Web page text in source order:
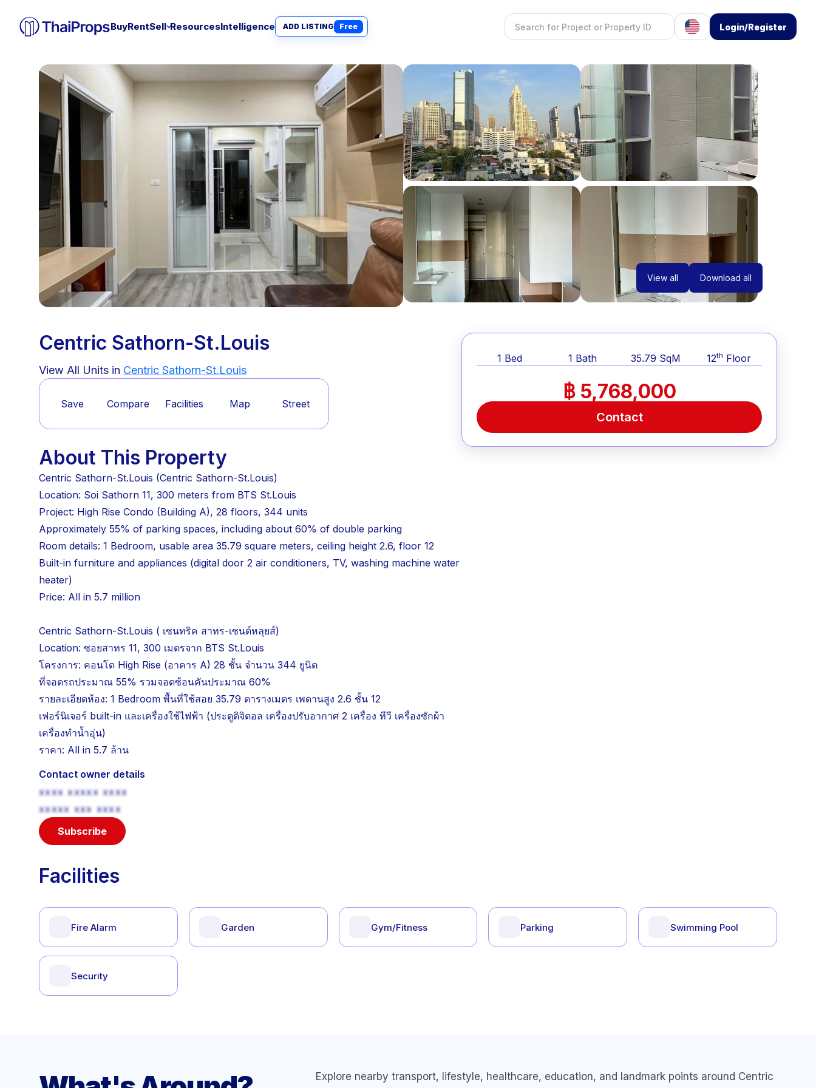
BuyRentSell ResourcesIntelligence ADD LISTING Free Login/Register
View all Download all
Centric Sathorn-St.Louis
View All Units in Centric Sathorn-St.Louis
Save Compare Facilities Map Street
About This Property
Centric Sathorn-St.Louis (Centric Sathorn-St.Louis)
Location: Soi Sathorn 11, 300 meters from BTS St.Louis
Project: High Rise Condo (Building A), 28 floors, 344 units
Approximately 55% of parking spaces, including about 60% of double parking
Room details: 1 Bedroom, usable area 35.79 square meters, ceiling height 2.6, floor 12
Built-in furniture and appliances (digital door 2 air conditioners, TV, washing machine water
heater)
Price: All in 5.7 million
Centric Sathorn-St.Louis ( เซนทริค สาทร-เซนต์หลุยส์)
Location: ซอยสาทร 11, 300 เมตรจาก BTS St.Louis
โครงการ: คอนโด High Rise (อาคาร A) 28 ชั้น จำนวน 344 ยูนิต
ที่จอดรถประมาณ 55% รวมจอดซ้อนคันประมาณ 60%
รายละเอียดห้อง: 1 Bedroom พื้นที่ใช้สอย 35.79 ตารางเมตร เพดานสูง 2.6 ชั้น 12
เฟอร์นิเจอร์ built-in และเครื่องใช้ไฟฟ้า (ประตูดิจิตอล เครื่องปรับอากาศ 2 เครื่อง ทีวี เครื่องซักผ้า
เครื่องทำน้ำอุ่น)
ราคา: All in 5.7 ล้าน
Contact owner details
xxxx xxxxx xxxx
xxxxx xxx xxxx
Subscribe
1 Bed 1 Bath 35.79 SqM 12th Floor
฿ 5,768,000
Contact
Facilities
Fire Alarm Garden Gym/Fitness Parking Swimming Pool
Security
Explore nearby transport, lifestyle, healthcare, education, and landmark points around Centric